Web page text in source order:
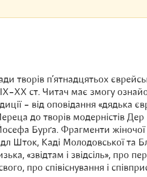
творів п’ятнадцятьох
ст. Читач має змогу
– від оповідання «дядька
до творів модерністів
Бурґа. Фрагменти жіночої
Шток, Каді Молодовської та
«звідтам і звідсіль», про
про співіснування і